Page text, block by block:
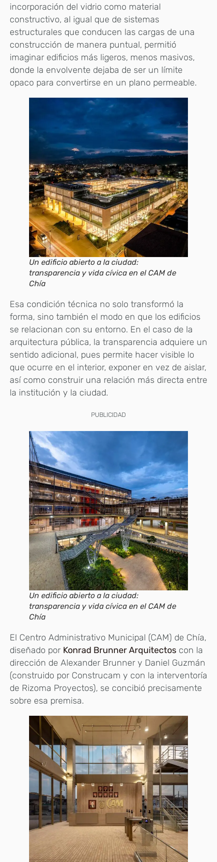
incorporación del vidrio como material
constructivo, al igual que de sistemas
estructurales que conducen las cargas de una
construcción de manera puntual, permitió
imaginar edificios más ligeros, menos masivos,
donde la envolvente dejaba de ser un límite
opaco para convertirse en un plano permeable.
Un edificio abierto a la ciudad:
transparencia y vida cívica en el CAM de
Chía
Esa condición técnica no solo transformó la
forma, sino también el modo en que los edificios
se relacionan con su entorno. En el caso de la
arquitectura pública, la transparencia adquiere un
sentido adicional, pues permite hacer visible lo
que ocurre en el interior, exponer en vez de aislar,
así como construir una relación más directa entre
la institución y la ciudad.
PUBLICIDAD
Un edificio abierto a la ciudad:
transparencia y vida cívica en el CAM de
Chía
El Centro Administrativo Municipal (CAM) de Chía,
diseñado por Konrad Brunner Arquitectos con la
dirección de Alexander Brunner y Daniel Guzmán
(construido por Construcam y con la interventoría
de Rizoma Proyectos), se concibió precisamente
sobre esa premisa.